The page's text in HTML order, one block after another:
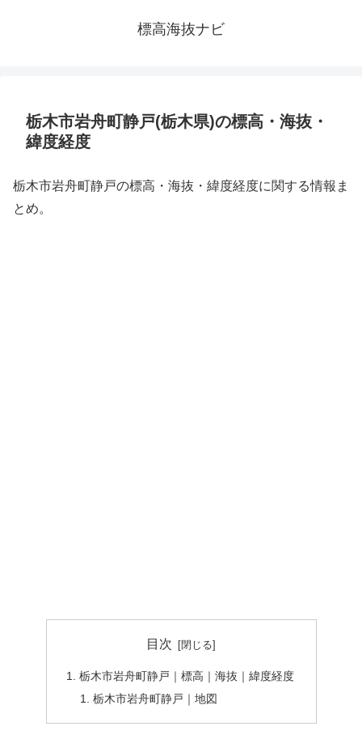
標高海抜ナビ
栃木市岩舟町静戸(栃木県)の標高・海抜・
緯度経度
栃木市岩舟町静戸の標高・海抜・緯度経度に関する情報ま
とめ。
目次
栃木市岩舟町静戸｜標高｜海抜｜緯度経度
栃木市岩舟町静戸｜地図